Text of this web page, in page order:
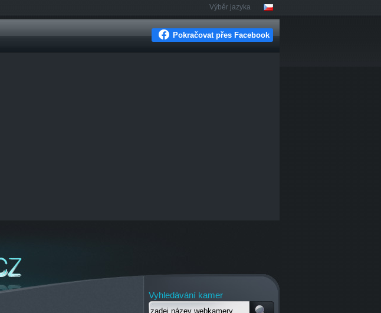
Výběr jazyka
Vyhledávání kamer